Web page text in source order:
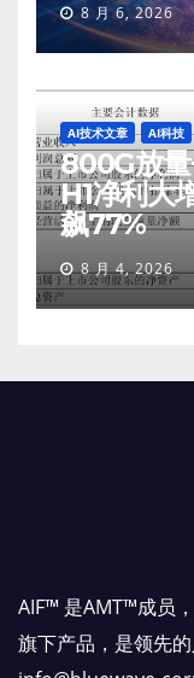
8 月 6, 2026
AI技术文章 AI科技
800G放量
H1净利大
飙77%
8 月 4, 2026
AIF™ 是AMT™成员
旗下产品，是领先